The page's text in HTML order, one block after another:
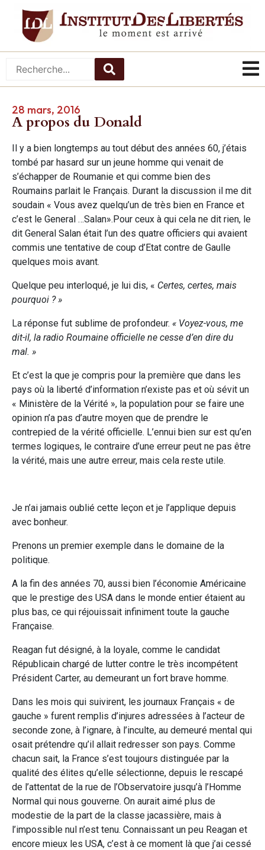
28 mars, 2016
A propos du Donald
Il y a bien longtemps au tout début des années 60, j’étais
tombé par hasard sur un jeune homme qui venait de
s’échapper de Roumanie et qui comme bien des
Roumains parlait le Français. Durant la discussion il me dit
soudain « Vous avez quelqu’un de très bien en France et
c’est le General …Salan».Pour ceux à qui cela ne dit rien, le
dit General Salan était l’un des quatre officiers qui avaient
commis une tentative de coup d’Etat contre de Gaulle
quelques mois avant.
Quelque peu interloqué, je lui dis, « Certes, certes, mais
pourquoi ? »
La réponse fut sublime de profondeur. « Voyez-vous, me
dit-il, la radio Roumaine officielle ne cesse d’en dire du
mal. »
Et c’est la que je compris pour la première que dans les
pays où la liberté d’information n’existe pas et où sévit un
« Ministère de la Vérité », la population pour se faire une
opinion n’a pas d’autre moyen que de prendre le
contrepied de la vérité officielle. L’ennui bien sur est qu’en
termes logiques, le contraire d’une erreur peut ne pas être
la vérité, mais une autre erreur, mais cela reste utile.
Je n’ai jamais oublié cette leçon et je l’applique depuis
avec bonheur.
Prenons un premier exemple dans le domaine de la
politique.
A la fin des années 70, aussi bien l’économie Américaine
que le prestige des USA dans le monde entier étaient au
plus bas, ce qui réjouissait infiniment toute la gauche
Française.
Reagan fut désigné, à la loyale, comme le candidat
Républicain chargé de lutter contre le très incompétent
Président Carter, au demeurant un fort brave homme.
Dans les mois qui suivirent, les journaux Français « de
gauche » furent remplis d’injures adressées à l’acteur de
seconde zone, à l’ignare, à l’inculte, au demeuré mental qui
osait prétendre qu’il allait redresser son pays. Comme
chacun sait, la France s’est toujours distinguée par la
qualité des élites qu’elle sélectionne, depuis le rescapé
de l’attentat de la rue de l’Observatoire jusqu’à l’Homme
Normal qui nous gouverne. On aurait aimé plus de
modestie de la part de la classe jacassière, mais à
l’impossible nul n’est tenu. Connaissant un peu Reagan et
encore mieux les USA, c’est à ce moment là que j’ai cessé